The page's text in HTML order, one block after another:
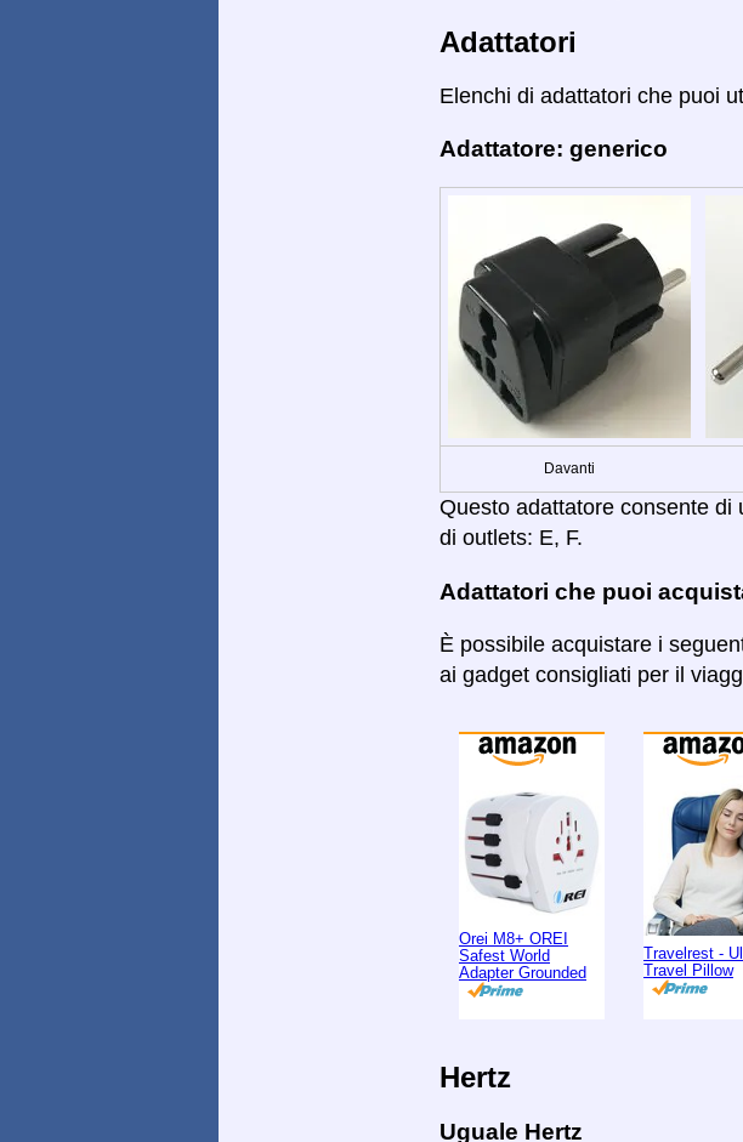
Adattatori
Elenchi di adattatori che puoi
Adattatore: generico
Davanti
Questo adattatore consente di
di outlets: E, F.
Adattatori che puoi
È possibile acquistare i
ai gadget consigliati per il
Orei M8+ OREI
Safest World
Adapter Grounded
Travelrest -
Travel Pillow
Hertz
Uguale Hertz